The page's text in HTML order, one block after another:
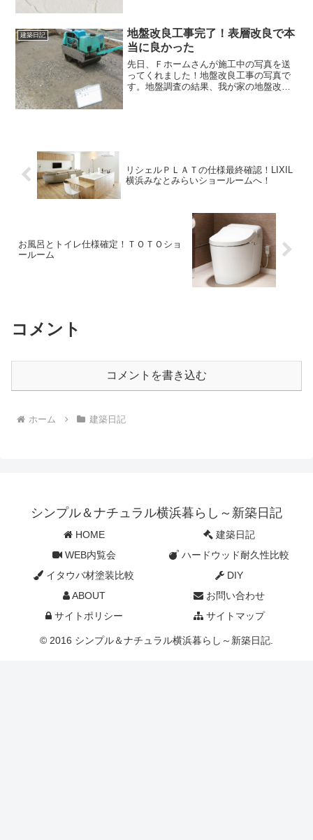
建築日記
地盤改良工事完了！表層改良で本
当に良かった
先日、Ｆホームさんが施工中の写真を送
ってくれました！地盤改良工事の写真で
す。地盤調査の結果、我が家の地盤改良
リシェルＰＬＡＴの仕様最終確認！LIXIL
横浜みなとみらいショールームへ！
お風呂とトイレ仕様確定！ＴＯＴＯショ
ールーム
コメント
コメントを書き込む
ホーム 建築日記
シンプル＆ナチュラル横浜暮らし～新築日記
HOME
建築日記
WEB内覧会
ハードウッド耐久性比較
イタウバ材塗装比較
DIY
ABOUT
お問い合わせ
サイトポリシー
サイトマップ
© 2016 シンプル＆ナチュラル横浜暮らし～新築日記.